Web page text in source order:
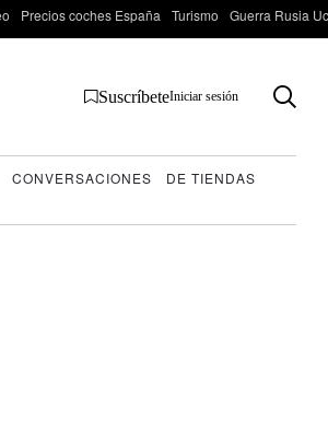
Precios coches España Turismo Guerra Rusia
SuscríbeteIniciar sesión
CONVERSACIONES
DE TIENDAS